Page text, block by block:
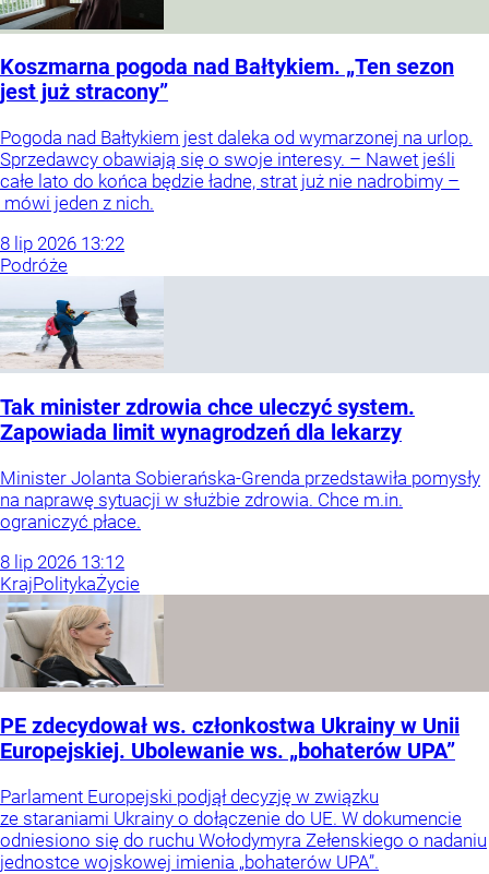
Koszmarna pogoda nad Bałtykiem. „Ten sezon
jest już stracony”
Pogoda nad Bałtykiem jest daleka od wymarzonej na urlop.
Sprzedawcy obawiają się o swoje interesy. – Nawet jeśli
całe lato do końca będzie ładne, strat już nie nadrobimy –
mówi jeden z nich.
8 lip 2026 13:22
Podróże
Tak minister zdrowia chce uleczyć system.
Zapowiada limit wynagrodzeń dla lekarzy
Minister Jolanta Sobierańska-Grenda przedstawiła pomysły
na naprawę sytuacji w służbie zdrowia. Chce m.in.
ograniczyć płace.
8 lip 2026 13:12
KrajPolitykaŻycie
PE zdecydował ws. członkostwa Ukrainy w Unii
Europejskiej. Ubolewanie ws. „bohaterów UPA”
Parlament Europejski podjął decyzję w związku
ze staraniami Ukrainy o dołączenie do UE. W dokumencie
odniesiono się do ruchu Wołodymyra Zełenskiego o nadaniu
jednostce wojskowej imienia „bohaterów UPA”.